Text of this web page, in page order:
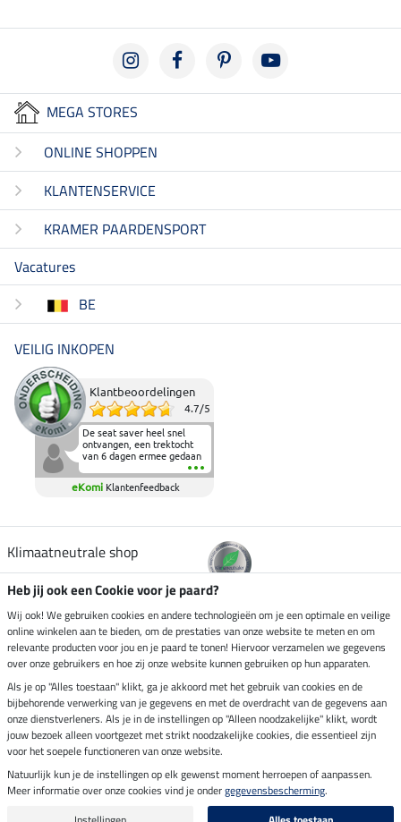
MEGA STORES
ONLINE SHOPPEN
KLANTENSERVICE
KRAMER PAARDENSPORT
Vacatures
BE
VEILIG INKOPEN
Klantbeoordelingen
4.7/5
De seat saver heel snel
ontvangen, een trektocht
van 6 dagen ermee gedaan
en deze heeft de beproeving
fantastisch doorstaan.
Heerlijk zacht om op te
elkaar in het zadel.
eKomi Klantenfeedback
Klimaatneutrale shop
Verzending per
Veilig betalen met
Impressum
Laatste update op 08.08.2026 om 14:33 uur
Alle prijzen in euro's, incl. BTW, excl. verzendkosten.
Heb jij ook een Cookie voor je paard?
Wij ook! We gebruiken cookies en andere technologieën om je een optimale en veilige
online winkelen aan te bieden, om de prestaties van onze website te meten en om
relevante producten voor jou en je paard te tonen! Hiervoor verzamelen we gegevens
over onze gebruikers en hoe zij onze website kunnen gebruiken op hun apparaten.
Als je op "Alles toestaan" klikt, ga je akkoord met het gebruik van cookies en de
bijbehorende verwerking van je gegevens en met de overdracht van de gegevens aan
onze dienstverleners. Als je in de instellingen op "Alleen noodzakelijke" klikt, wordt
jouw bezoek alleen voortgezet met strikt noodzakelijke cookies, die essentieel zijn
voor het soepele functioneren van onze website.
Natuurlijk kun je de instellingen op elk gewenst moment herroepen of aanpassen.
Meer informatie over onze cookies vind je ondergegevensbescherming.